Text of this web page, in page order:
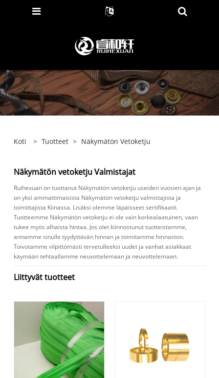
Koti > Tuotteet > Näkymätön Vetoketju
Näkymätön vetoketju Valmistajat
Ruihexuan on tuottanut Näkymätön vetoketju useiden vuosien ajan ja
on yksi ammattimaisista Näkymätön vetoketju valmistajista ja
toimittajista Kiinassa. Lisäksi olemme läpäisseet sertifikaatit.
Tuotteemme Näkymätön vetoketju ei ole vain korkealaatuinen, vaan
tukee myös alhaista hintaa. Jos olet kiinnostunut tuotteistamme,
annamme sinulle tyydyttävän hinnan ja toimitamme hinnaston.
Toivotamme vilpittömästi tervetulleeksi uudet ja vanhat asiakkaat
käymään tehtaallamme neuvottelemaan ja neuvottelemaan.
Liittyvät tuotteet